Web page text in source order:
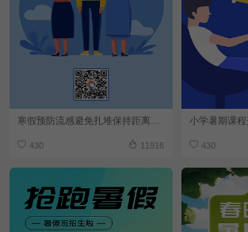
430 11916 430